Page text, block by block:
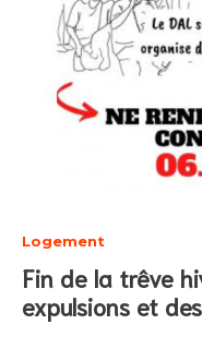
Logement
Fin de la trêve
expulsions et